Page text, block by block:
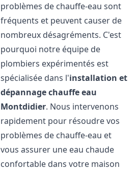
problèmes de chauffe-eau sont
fréquents et peuvent causer de
nombreux désagréments. C'est
pourquoi notre équipe de
plombiers expérimentés est
spécialisée dans l'installation et
dépannage chauffe eau
Montdidier. Nous intervenons
rapidement pour résoudre vos
problèmes de chauffe-eau et
vous assurer une eau chaude
confortable dans votre maison